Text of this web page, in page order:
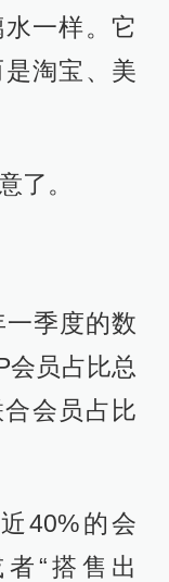
一样。它
淘宝、美
了。
季度的数
会员占比总
会员占比
40%的会
“搭售出